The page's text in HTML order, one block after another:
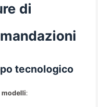
di
tecnologico
modelli: